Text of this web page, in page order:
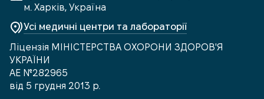
м. Харків, Україна
Усі медичні центри та лабораторії
Ліцензія МІНІСТЕРСТВА ОХОРОНИ ЗДОРОВ'Я
УКРАЇНИ
АЕ №282965
від 5 грудня 2013 р.